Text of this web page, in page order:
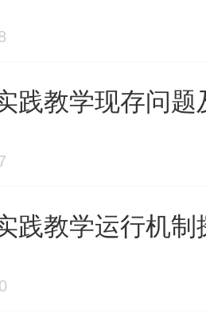
践教学现存问题
践教学运行机制